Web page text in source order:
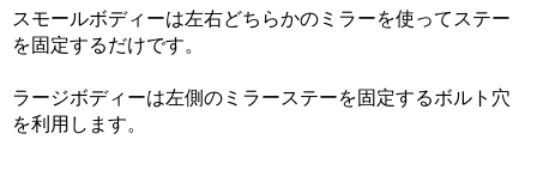
スモールボディーは左右どちらかのミラーを使ってステー
を固定するだけです。
ラージボディーは左側のミラーステーを固定するボルト穴
を利用します。